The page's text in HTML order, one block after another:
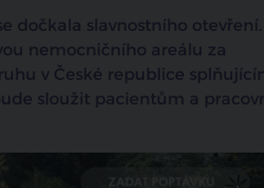
dočkala slavnostního
nemocničního areálu za
v České republice
sloužit pacientům a